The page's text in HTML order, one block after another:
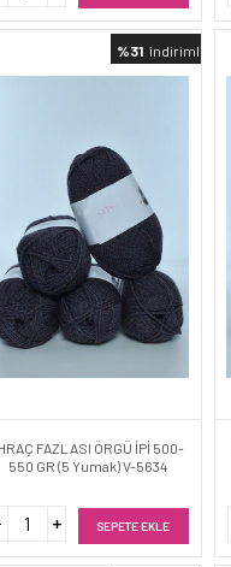
%31 indirimli
FAZLASI ÖRGÜ İPİ 500-
550 GR (5 Yumak) V-5634
SEPETE EKLE